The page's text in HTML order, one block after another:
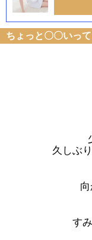
ちょっと〇〇いっ
久しぶ
す